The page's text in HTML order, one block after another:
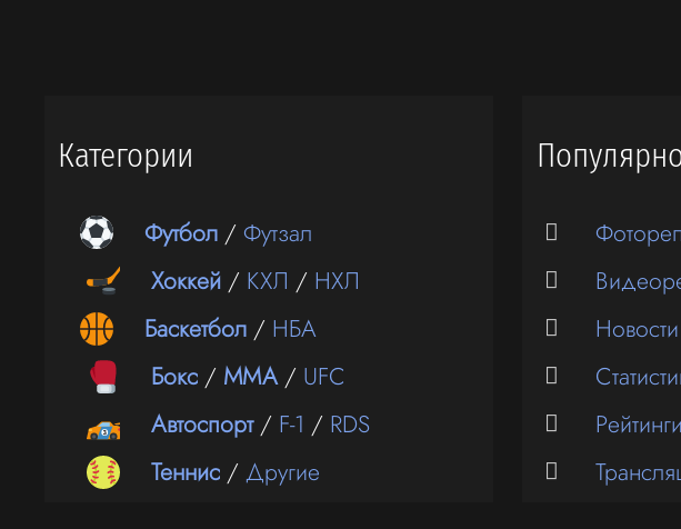
Категории
Футбол /Футзал
Хоккей / КХЛ / НХЛ
Баскетбол / НБА
Бокс / ММА/ UFC
Автоспорт/ F-1 / RDS
Теннис /Другие
Рейтинги